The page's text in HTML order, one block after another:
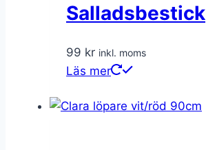
Salladsbestick
99 kr inkl. moms
Läs mer